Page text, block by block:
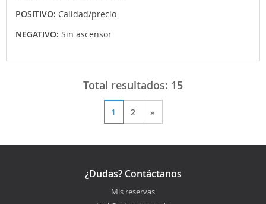
POSITIVO: Calidad/precio
NEGATIVO: Sin ascensor
Total resultados: 15
1 2 »
¿Dudas? Contáctanos
Mis reservas